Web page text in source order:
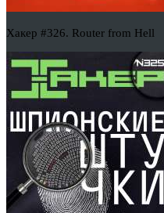
Хакер #326. Router from Hell